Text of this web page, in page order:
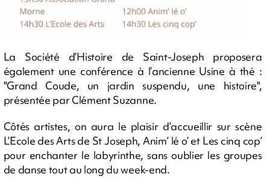
La Société d’Histoire de Saint-Joseph proposera
également une conférence à l’ancienne Usine à thé :
"Grand Coude, un jardin suspendu, une histoire",
présentée par Clément Suzanne.
Côtés artistes, on aura le plaisir d’accueillir sur scène
L’Ecole des Arts de St Joseph, Anim’ lé o’ et Les cinq cop’
pour enchanter le labyrinthe, sans oublier les groupes
de danse tout au long du week-end.